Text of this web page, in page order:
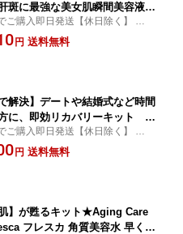
斑に最強な美女肌瞬間美容液が
ット★ビタミンやアスタキサン
合比率が顧客にづけ★ トーン
ご購入即日発送【休日除く】 ★白
したいなら このキットしかない ★
アスタキサンチンの配合比率が顧
円 送料無料
解決】デートや結婚式など時間
に、即効リカバリーキット I
Recovery Kit ! fresca フレ
ご購入即日発送【休日除く】 ★実
い救世主キット ★今すぐどうにか
なたへ ★即効解決！
円 送料無料
肌】が甦るキット★Aging Care
フレスカ 角質美容水 早く使